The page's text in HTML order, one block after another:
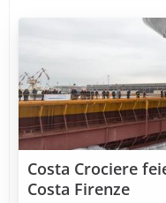
Costa Crociere
Costa Firenze